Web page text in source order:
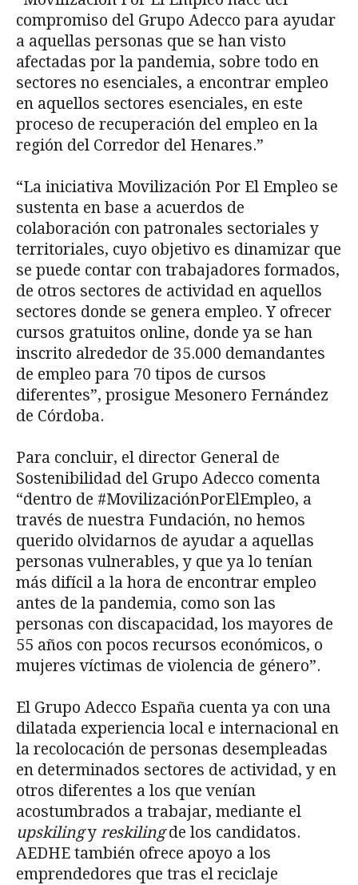
compromiso del Grupo Adecco para ayudar
a aquellas personas que se han visto
afectadas por la pandemia, sobre todo en
sectores no esenciales, a encontrar empleo
en aquellos sectores esenciales, en este
proceso de recuperación del empleo en la
región del Corredor del Henares.”
“La iniciativa Movilización Por El Empleo se
sustenta en base a acuerdos de
colaboración con patronales sectoriales y
territoriales, cuyo objetivo es dinamizar que
se puede contar con trabajadores formados,
de otros sectores de actividad en aquellos
sectores donde se genera empleo. Y ofrecer
cursos gratuitos online, donde ya se han
inscrito alrededor de 35.000 demandantes
de empleo para 70 tipos de cursos
diferentes”, prosigue Mesonero Fernández
de Córdoba.
Para concluir, el director General de
Sostenibilidad del Grupo Adecco comenta
“dentro de #MovilizaciónPorElEmpleo, a
través de nuestra Fundación, no hemos
querido olvidarnos de ayudar a aquellas
personas vulnerables, y que ya lo tenían
más difícil a la hora de encontrar empleo
antes de la pandemia, como son las
personas con discapacidad, los mayores de
55 años con pocos recursos económicos, o
mujeres víctimas de violencia de género”.
El Grupo Adecco España cuenta ya con una
dilatada experiencia local e internacional en
la recolocación de personas desempleadas
en determinados sectores de actividad, y en
otros diferentes a los que venían
acostumbrados a trabajar, mediante el
upskilingy reskilingde los candidatos.
AEDHE también ofrece apoyo a los
emprendedores que tras el reciclaje